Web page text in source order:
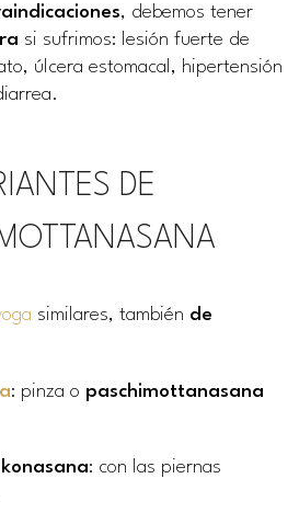
, debemos tener
si sufrimos: lesión fuerte de
úlcera estomacal, hipertensión
DE
similares, también de
: pinza o paschimottanasana
: con las piernas